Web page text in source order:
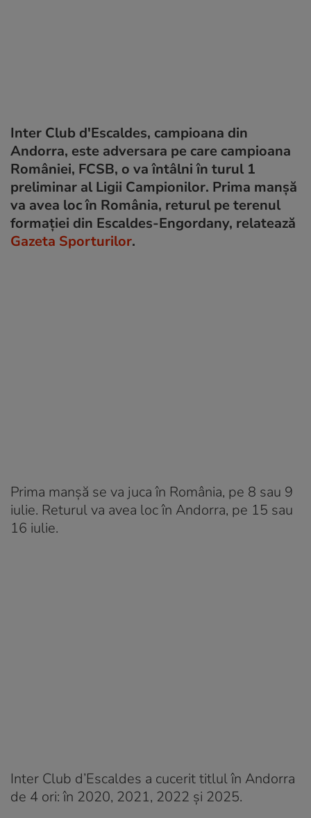
Inter Club d'Escaldes, campioana din
Andorra, este adversara pe care campioana
României, FCSB, o va întâlni în turul 1
preliminar al Ligii Campionilor. Prima manșă
va avea loc în România, returul pe terenul
formației din Escaldes-Engordany, relatează
Gazeta Sporturilor.
Prima manșă se va juca în România, pe 8 sau 9
iulie. Returul va avea loc în Andorra, pe 15 sau
16 iulie.
Inter Club d’Escaldes a cucerit titlul în Andorra
de 4 ori: în 2020, 2021, 2022 și 2025.